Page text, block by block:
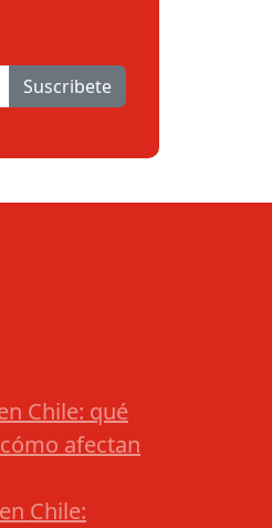
Suscribete
Chile: qué
afectan
Chile: